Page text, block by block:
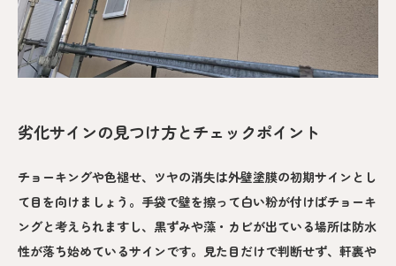
劣化サインの見つけ方とチェックポイント
チョーキングや色褪せ、ツヤの消失は外壁塗膜の初期サインとし
て目を向けましょう。手袋で壁を擦って白い粉が付けばチョーキ
ングと考えられますし、黒ずみや藻・カビが出ている場所は防水
性が落ち始めているサインです。見た目だけで判断せず、軒裏や